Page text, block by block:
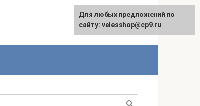
Для любых предложений по
сайту: velesshop@cp9.ru